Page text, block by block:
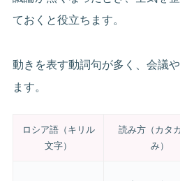
ておくと役立ちます。
動きを表す動詞句が多く、会議
ます。
ロシア語（キリル
文字）
読み方（カタ
み）